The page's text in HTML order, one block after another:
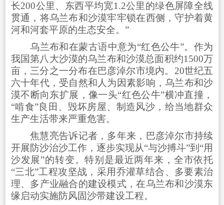
长200公里、东西平均宽1.2公里的绿色屏障全线
贯通，将乌兰布和沙漠牢牢锁在西侧，守护着黄
河和河套平原的生态安全。”
乌兰布和在蒙古语中意为“红色公牛”。作为
我国第八大沙漠的乌兰布和沙漠总面积约1500万
亩，三分之一分布在巴彦淖尔市境内。20世纪五
六十年代，受自然和人为因素影响，乌兰布和沙
漠不断向东扩展，像一头“红色公牛”横冲直撞，
“啃食”良田、毁坏房屋、制造风沙，给当地群众
生产生活带来严重危害。
焦慧亮告诉记者，多年来，巴彦淖尔市持续
开展防沙治沙工作，逐步实现从“与沙搏斗”到“用
沙发展”的转变。特别是最近两年来，全市依托
“三北”工程攻坚战，采用乔灌草结合、多要素治
理、多产业融合的建设模式，在乌兰布和沙漠东
缘启动实施防风固沙带建设工程。